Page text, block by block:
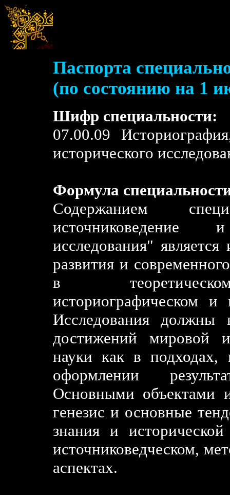
Паспорта
(по состоянию на 1
Шифр специальности:
07.00.09
исторического
Формула
Содержанием
исследования"
развития и
в
историографическом и
Исследования должны
достижений мировой и
науки как в подходах,
оформлении
Основными объектами
генезис и основные
знания и
источниковедческом,
аспектах.